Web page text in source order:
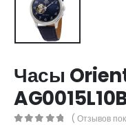
Часы
( Отзывов